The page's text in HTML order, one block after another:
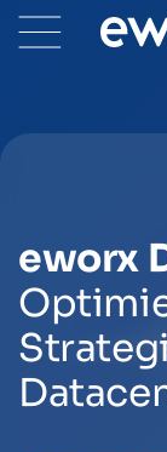
eworx